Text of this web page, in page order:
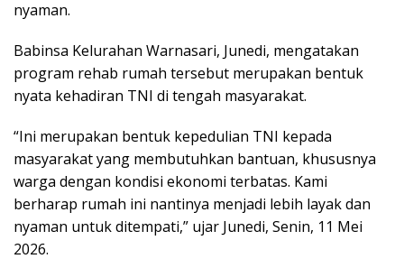
nyaman.
Babinsa Kelurahan Warnasari, Junedi, mengatakan
program rehab rumah tersebut merupakan bentuk
nyata kehadiran TNI di tengah masyarakat.
“Ini merupakan bentuk kepedulian TNI kepada
masyarakat yang membutuhkan bantuan, khususnya
warga dengan kondisi ekonomi terbatas. Kami
berharap rumah ini nantinya menjadi lebih layak dan
nyaman untuk ditempati,” ujar Junedi, Senin, 11 Mei
2026.